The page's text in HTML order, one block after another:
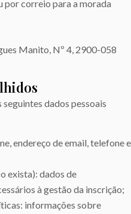
por correio para a morada
Manito, Nº 4, 2900-058
dados pessoais
endereço de email, telefone e
exista): dados de
à gestão da inscrição;
informações sobre